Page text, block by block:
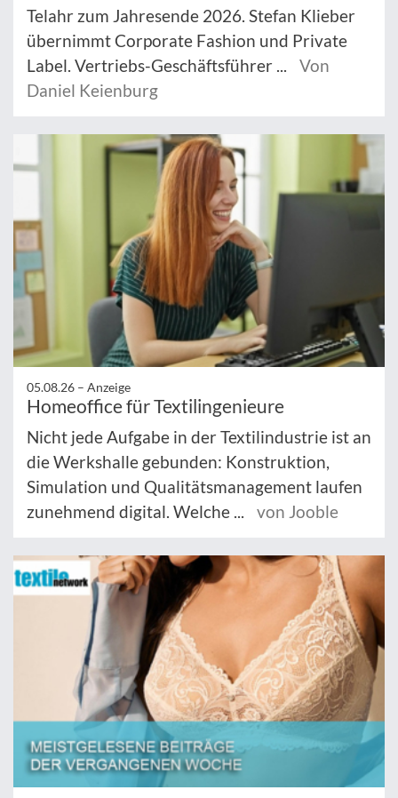
Telahr zum Jahresende 2026. Stefan Klieber
übernimmt Corporate Fashion und Private
Label. Vertriebs-Geschäftsführer ...
Von
Daniel Keienburg
05.08.26 – Anzeige
Homeoffice für Textilingenieure
Nicht jede Aufgabe in der Textilindustrie ist an
die Werkshalle gebunden: Konstruktion,
Simulation und Qualitätsmanagement laufen
zunehmend digital. Welche ...
von Jooble